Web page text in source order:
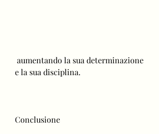
e la sua disciplina.
Conclusione